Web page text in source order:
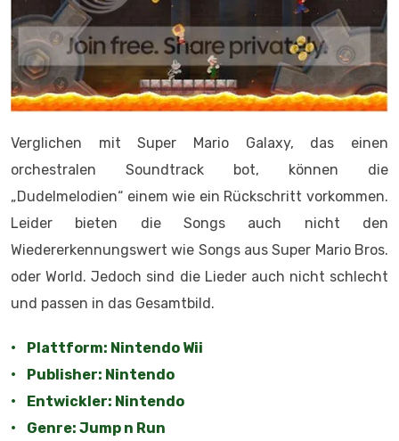
Verglichen mit Super Mario Galaxy, das einen
orchestralen Soundtrack bot, können die
„Dudelmelodien“ einem wie ein Rückschritt vorkommen.
Leider bieten die Songs auch nicht den
Wiedererkennungswert wie Songs aus Super Mario Bros.
oder World. Jedoch sind die Lieder auch nicht schlecht
und passen in das Gesamtbild.
• Plattform: Nintendo Wii
• Publisher: Nintendo
• Entwickler: Nintendo
• Genre: Jump n Run